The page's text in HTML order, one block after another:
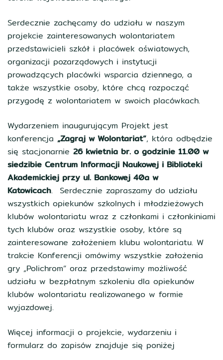
Serdecznie zachęcamy do udziału w naszym
projekcie zainteresowanych wolontariatem
przedstawicieli szkół i placówek oświatowych,
organizacji pozarządowych i instytucji
prowadzących placówki wsparcia dziennego, a
także wszystkie osoby, które chcą rozpocząć
przygodę z wolontariatem w swoich placówkach.
Wydarzeniem inaugurującym Projekt jest
konferencja „Zagraj w Wolontariat”, która odbędzie
się stacjonarnie 26 kwietnia br. o godzinie 11.00 w
siedzibie Centrum Informacji Naukowej i Biblioteki
Akademickiej przy ul. Bankowej 40a w
Katowicach. Serdecznie zapraszamy do udziału
wszystkich opiekunów szkolnych i młodzieżowych
klubów wolontariatu wraz z członkami i członkiniami
tych klubów oraz wszystkie osoby, które są
zainteresowane założeniem klubu wolontariatu. W
trakcie Konferencji omówimy wszystkie założenia
gry „Polichrom” oraz przedstawimy możliwość
udziału w bezpłatnym szkoleniu dla opiekunów
klubów wolontariatu realizowanego w formie
wyjazdowej.
Więcej informacji o projekcie, wydarzeniu i
formularz do zapisów znajduje się poniżej